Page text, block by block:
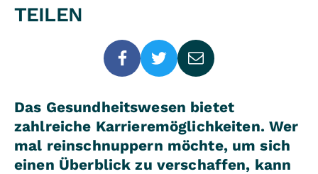
TEILEN
Das Gesundheitswesen bietet
zahlreiche Karrieremöglichkeiten. Wer
mal reinschnuppern möchte, um sich
einen Überblick zu verschaffen, kann